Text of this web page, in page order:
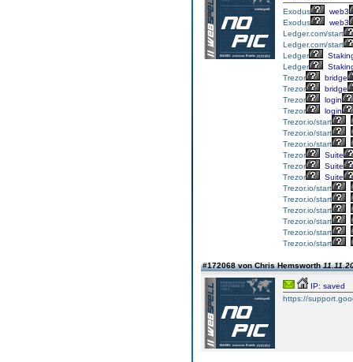
Exodus
web3
Exodus
web3
Ledger.com/start
Ledger.com/start
Ledger
Ledger
Trezor
bridge
Trezor
bridge
Trezor
login
Trezor
login
Trezor.io/start
Trezor.io/start
Trezor.io/start
Trezor
Suite
Trezor
Suite
Trezor
Suite
Trezor.io/start
Trezor.io/start
Trezor.io/start
Trezor.io/start
Trezor.io/start
Trezor.io/start
#172068 von Chris Hemsworth
IP: saved
https://